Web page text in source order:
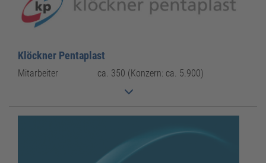
Klöckner Pentaplast
Mitarbeiter ca. 350 (Konzern: ca. 5.900)